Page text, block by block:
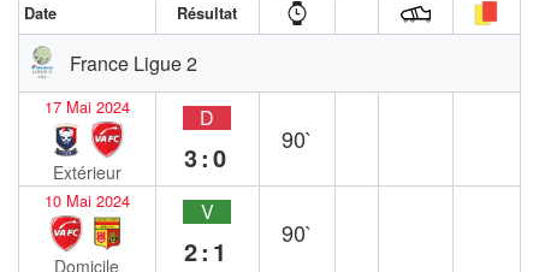
Date Résultat
France Ligue 2
17 Mai 2024
Extérieur
D
3:0
90`
10 Mai 2024
Domicile
V
2:1
90`